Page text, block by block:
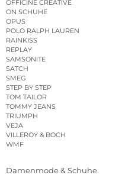
OFFICINE CREATIVE
ON SCHUHE
OPUS
POLO RALPH LAUREN
RAINKISS
REPLAY
SAMSONITE
SATCH
SMEG
STEP BY STEP
TOM TAILOR
TOMMY JEANS
TRIUMPH
VEJA
VILLEROY & BOCH
WMF
Damenmode & Schuhe